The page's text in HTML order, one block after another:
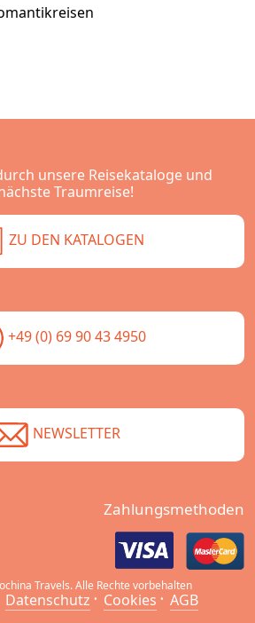
unsere Reisekataloge und
Traumreise!
ZU DEN KATALOGEN
+49 (0) 69 90 43 4950
NEWSLETTER
Zahlungsmethoden
Travels. Alle Rechte vorbehalten
Datenschutz Cookies AGB